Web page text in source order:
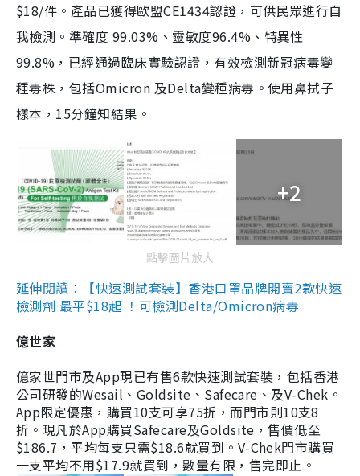
$18/件。產品已獲得歐盟CE1434認證，可供民眾進行自
我檢測。準確度 99.03%、靈敏度96.4%、特異性
99.8%，已經通過臨床實驗認證，有效檢測新冠病毒變
種毒株，包括Omicron 及Delta變種病毒。使用鼻拭子
樣本，15分鐘知結果。
+2
點擊圖片放大
延伸閱讀：【快速測試套裝】香港口罩品牌開賣2款快速
檢測劑 最平$18起 ！可檢測Delta/Omicron病毒
億世家
億家世門市及App現已有售6款快速測試套裝，包括香港
公司研發的Wesail、Goldsite、Safecare、及V-Chek。
App限定優惠，購買10支可享75折，而門市則10支8
折。現凡於App購買Safecare及Goldsite，售價低至
$186.7，平均每支只需$18.6就買到。V-Chek門市購買
一支平均不用$17.9就買到，數量有限，售完即止。